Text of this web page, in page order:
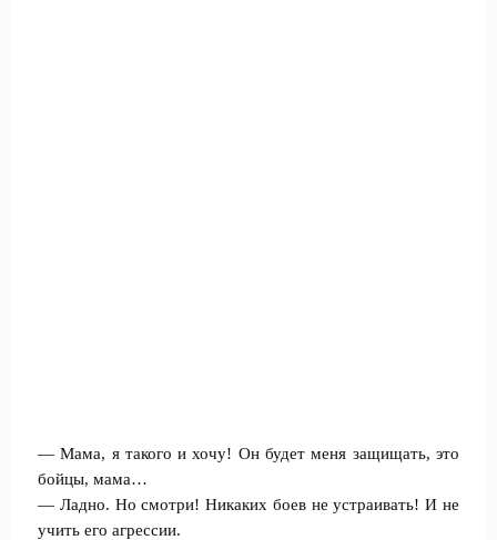
— Мама, я такого и хочу! Он будет меня защищать, это
бойцы, мама…
— Ладно. Но смотри! Никаких боев не устраивать! И не
учить его агрессии.